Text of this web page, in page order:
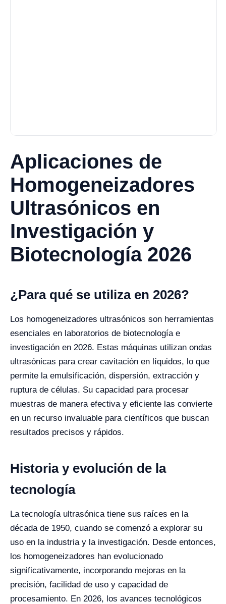
Aplicaciones de
Homogeneizadores
Ultrasónicos en
Investigación y
Biotecnología 2026
¿Para qué se utiliza en 2026?
Los homogeneizadores ultrasónicos son herramientas
esenciales en laboratorios de biotecnología e
investigación en 2026. Estas máquinas utilizan ondas
ultrasónicas para crear cavitación en líquidos, lo que
permite la emulsificación, dispersión, extracción y
ruptura de células. Su capacidad para procesar
muestras de manera efectiva y eficiente las convierte
en un recurso invaluable para científicos que buscan
resultados precisos y rápidos.
Historia y evolución de la
tecnología
La tecnología ultrasónica tiene sus raíces en la
década de 1950, cuando se comenzó a explorar su
uso en la industria y la investigación. Desde entonces,
los homogeneizadores han evolucionado
significativamente, incorporando mejoras en la
precisión, facilidad de uso y capacidad de
procesamiento. En 2026, los avances tecnológicos